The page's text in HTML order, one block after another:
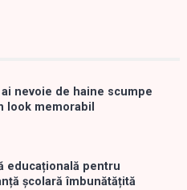
nevoie de haine scumpe
look memorabil
educațională pentru
școlară îmbunătățită